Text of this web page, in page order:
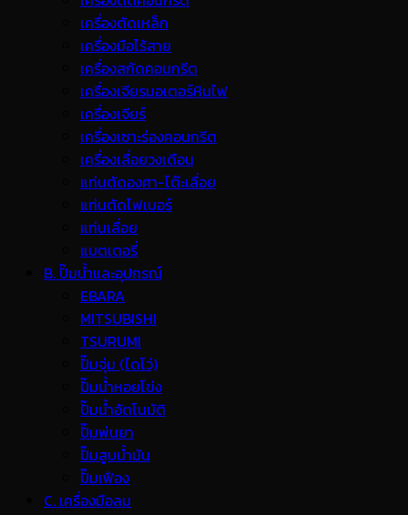
เครื่องตัดเหล็ก
เครื่องมือไร้สาย
เครื่องสกัดคอนกรีต
เครื่องเจียรมอเตอร์หินไฟ
เครื่องเจียร์
เครื่องเซาะร่องคอนกรีต
เครื่องเลื่อยวงเดือน
แท่นตัดองศา-โต๊ะเลื่อย
แท่นตัดไฟเบอร์
แท่นเลื่อย
แบตเตอรี่
B. ปั๊มน้ำและอุปกรณ์
EBARA
MITSUBISHI
TSURUMI
ปั๊มจุ่ม (ไดโว่)
ปั๊มน้ำหอยโข่ง
ปั๊มน้ำอัตโนมัติ
ปั๊มพ่นยา
ปั๊มสูบน้ำมัน
ปั๊มเฟือง
C. เครื่องมือลม